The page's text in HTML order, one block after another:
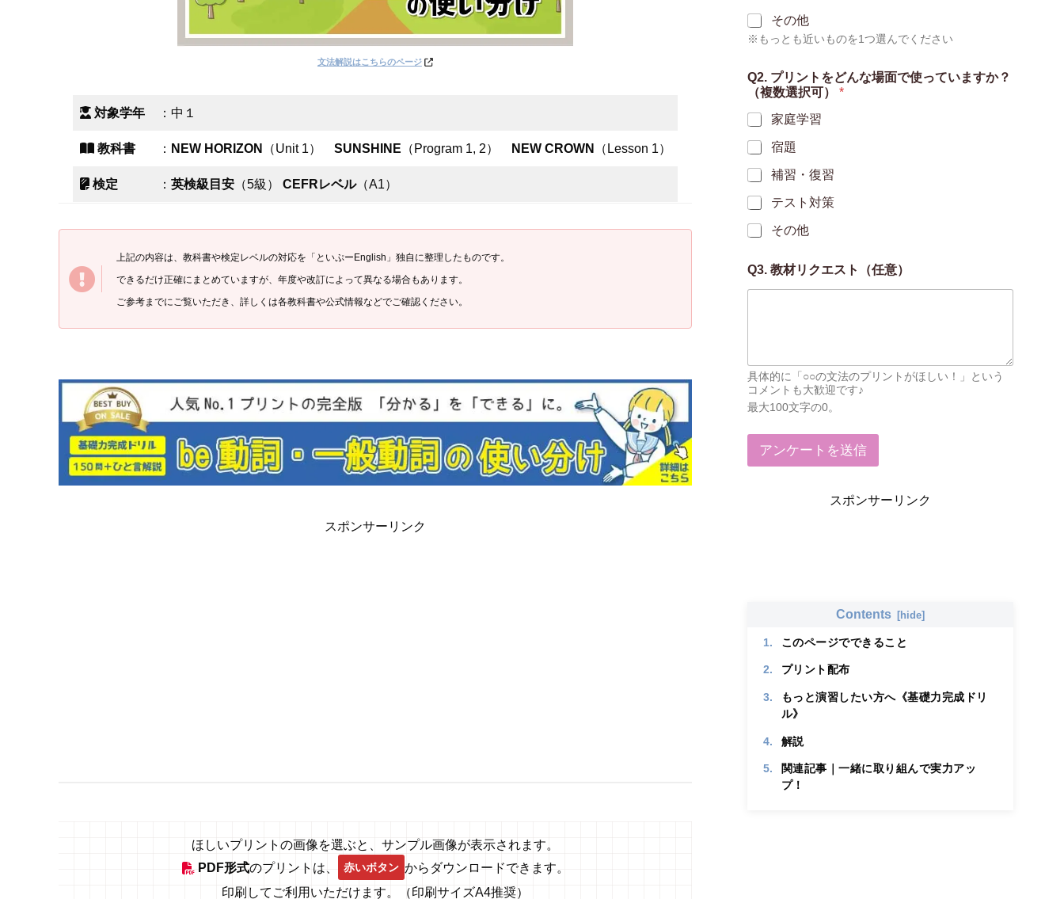
文法解説はこちらのページ
対象学年 ：中１
教科書 ： NEW HORIZON （Unit 1） SUNSHINE （Program 1, 2） NEW CROWN （Lesson 1）
検定 ： 英検級目安（5級） CEFRレベル（A1）
上記の内容は、教科書や検定レベルの対応を「といぷー English」独自に整理したものです。
できるだけ正確にまとめていますが、年度や改訂によって異なる場合もあります。
ご参考までにご覧いただき、詳しくは各教科書や公式情報などでご確認ください。
スポンサーリンク
ほしいプリントの画像を選ぶと、 サンプル画像が表示されます。
PDF形式のプリントは、 赤いボタン から ダウンロードできます。
印刷してご利用いただけます。
（印刷サイズA4推奨）
その他
※もっとも近いものを1つ選んでください
Q2. プリントをどんな場面で使っていますか？
（複数選択可） *
家庭学習
宿題
補習・復習
テスト対策
その他
リ
ン
の
立
場
で
利
い
Q3. 教材リクエスト（任意）
具体的に「○○の文法のプリントがほしい！」という
コメントも大歓迎です♪
最大100文字の0。
アンケートを送信
スポンサーリンク
Contents
このページでできること
プリント配布
もっと演習したい方へ《基礎力完成ドリ
ル》
解説
関連記事｜一緒に取り組んで実力アッ
プ！